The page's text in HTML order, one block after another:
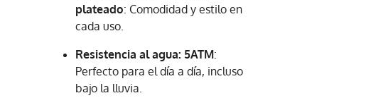
plateado: Comodidad y estilo en
cada uso.
Resistencia al agua: 5ATM:
Perfecto para el día a día, incluso
bajo la lluvia.